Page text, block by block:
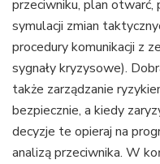
przeciwniku, plan
symulacji zmian
procedury komunikacji z
sygnały kryzysowe).
także zarządzanie
bezpiecznie, a kiedy
decyzje te opieraj na
analizą przeciwnika. W